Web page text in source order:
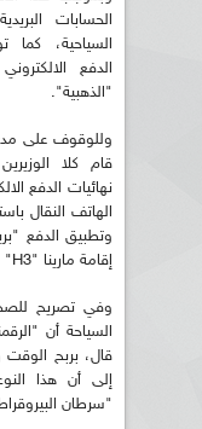
الحسابات
السياحية،
"الذهبية".
وللوقوف على
قام كلا
إقامة مارينا "H3" بسيدي فرج.
وفي تصريح
السياحة أن
قال، بربح الوقت
إلى أن هذا
"سرطان